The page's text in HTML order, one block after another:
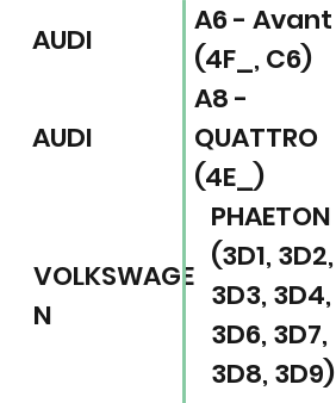
AUDI
A6 - Avant
(4F_, C6)
AUDI
A8 -
QUATTRO
(4E_)
VOLKSWAGE
N
PHAETON
(3D1, 3D2,
3D3, 3D4,
3D6, 3D7,
3D8, 3D9)